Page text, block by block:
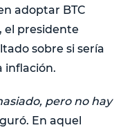
adoptar BTC
el presidente
sobre si sería
inflación.
pero no hay
En aquel